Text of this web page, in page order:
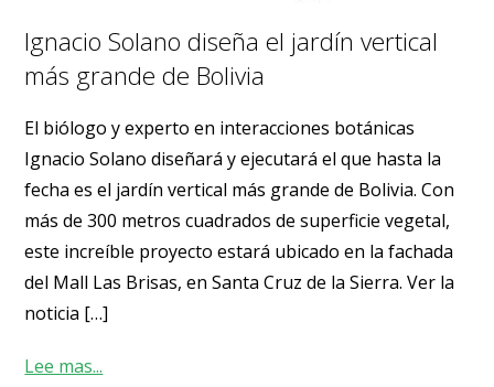
Ignacio Solano diseña el jardín vertical
más grande de Bolivia
El biólogo y experto en interacciones botánicas
Ignacio Solano diseñará y ejecutará el que hasta la
fecha es el jardín vertical más grande de Bolivia. Con
más de 300 metros cuadrados de superficie vegetal,
este increíble proyecto estará ubicado en la fachada
del Mall Las Brisas, en Santa Cruz de la Sierra. Ver la
noticia […]
Lee mas...